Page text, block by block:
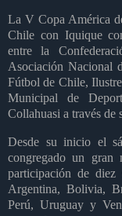
La V Copa América
Chile con Iquique
entre la
Asociación Nacional
Fútbol de Chile,
Municipal de
Collahuasi a través de
Desde su inicio el
congregado un
participación de diez
Argentina, Bolivia,
Perú, Uruguay y